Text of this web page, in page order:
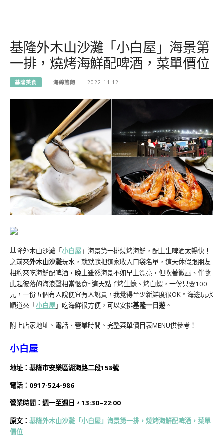
基隆外木山沙灘「小白屋」海景第
一排，燒烤海鮮配啤酒，菜單價位
基隆美食 海綿飽飽 2022-11-12
基隆外木山沙灘「小白屋」海景第一排燒烤海鮮，配上生啤酒太暢快！
之前來外木山沙灘玩水，就默默把這家收入口袋名單，這天休假跟朋友
相約來吃海鮮配啤酒，晚上雖然海景不如早上漂亮，但吹著微風、伴隨
此起彼落的海浪聲相當愜意~這天點了烤生蠔、烤白蝦，一份只要100
元，一份五個有人說便宜有人說貴，我覺得至少新鮮度很OK。海邊玩水
順道來「小白屋」吃海鮮很方便，可以安排基隆一日遊 。
附上店家地址、電話、營業時間、完整菜單價目表MENU供參考！
小白屋
地址：基隆市安樂區湖海路二段158號
電話： 0917-524-986
營業時間： 週一至週日，13:30–22:00
原文： 基隆外木山沙灘「小白屋」海景第一排，燒烤海鮮配啤酒，菜單
價位